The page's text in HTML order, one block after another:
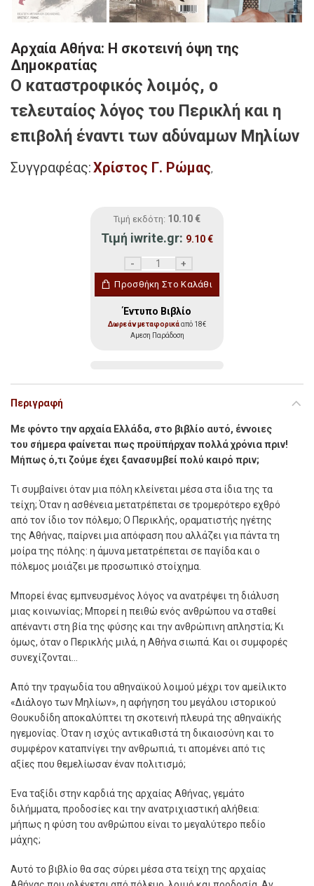
Αρχαία Αθήνα: Η σκοτεινή όψη της
Δηµοκρατίας
Ο καταστροφικός λοιμός, ο
τελευταίος λόγος του Περικλή και η
επιβολή έναντι των αδύναμων Μηλίων
Συγγραφέας:Χρίστος Γ. Ρώμας,
Τιμή εκδότη: 10.10 €
Τιμή iwrite.gr: 9.10€
Προσθήκη Στο Καλάθι
Έντυπο Βιβλίο
Δωρεάν μεταφορικάαπό 18€
Αμεση Παράδοση
Περιγραφή
Με φόντο την αρχαία Ελλάδα, στο βιβλίο αυτό, έννοιες
του σήμερα φαίνεται πως προϋπήρχαν πολλά χρόνια πριν!
Μήπως ό,τι ζούμε έχει ξανασυμβεί πολύ καιρό πριν;
Τι συμβαίνει όταν μια πόλη κλείνεται μέσα στα ίδια της τα
τείχη; Όταν η ασθένεια μετατρέπεται σε τρομερότερο εχθρό
από τον ίδιο τον πόλεμο; Ο Περικλής, οραματιστής ηγέτης
της Αθήνας, παίρνει μια απόφαση που αλλάζει για πάντα τη
μοίρα της πόλης: η άμυνα μετατρέπεται σε παγίδα και ο
πόλεμος μοιάζει με προσωπικό στοίχημα.
Μπορεί ένας εμπνευσμένος λόγος να ανατρέψει τη διάλυση
μιας κοινωνίας; Μπορεί η πειθώ ενός ανθρώπου να σταθεί
απέναντι στη βία της φύσης και την ανθρώπινη απληστία; Κι
όμως, όταν ο Περικλής μιλά, η Αθήνα σιωπά. Και οι συμφορές
συνεχίζονται…
Από την τραγωδία του αθηναϊκού λοιμού μέχρι τον αμείλικτο
«Διάλογο των Μηλίων», η αφήγηση του μεγάλου ιστορικού
Θουκυδίδη αποκαλύπτει τη σκοτεινή πλευρά της αθηναϊκής
ηγεμονίας. Όταν η ισχύς αντικαθιστά τη δικαιοσύνη και το
συμφέρον καταπνίγει την ανθρωπιά, τι απομένει από τις
αξίες που θεμελίωσαν έναν πολιτισμό;
Ένα ταξίδι στην καρδιά της αρχαίας Αθήνας, γεμάτο
διλήμματα, προδοσίες και την ανατριχιαστική αλήθεια:
μήπως η φύση του ανθρώπου είναι το μεγαλύτερο πεδίο
μάχης;
Αυτό το βιβλίο θα σας σύρει μέσα στα τείχη της αρχαίας